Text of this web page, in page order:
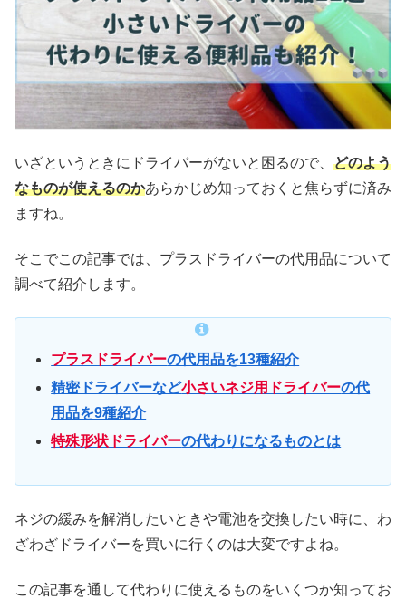
いざというときにドライバーがないと困るので、 どのよう
なものが使えるのかあらかじめ知っておくと焦らずに済み
ますね。
そこでこの記事では、プラスドライバーの代用品について
調べて紹介します。
プラスドライバーの代用品を13種紹介
精密ドライバーなど小さいネジ用ドライバーの代
用品を9種紹介
特殊形状ドライバーの代わりになるものとは
ネジの緩みを解消したいときや電池を交換したい時に、わ
ざわざドライバーを買いに行くのは大変ですよね。
この記事を通して代わりに使えるものをいくつか知ってお